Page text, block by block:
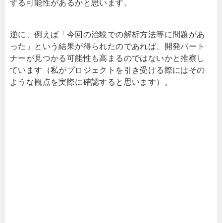
する可能性があるかと思います。
逆に、例えば「今回の治験での解析方法等に問題があ
った」という結果が得られたのであれば、開発パート
ナーが見つかる可能性も高まるのではないかと推察し
ています（私がプロジェクトを引き受ける際にはその
ような観点を実際に確認すると思います）。